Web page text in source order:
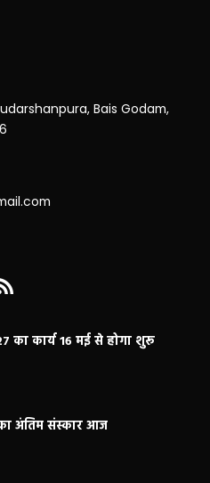
Bais Godam,
का कार्य 16 मई से होगा शुरू
अंतिम संस्कार आज